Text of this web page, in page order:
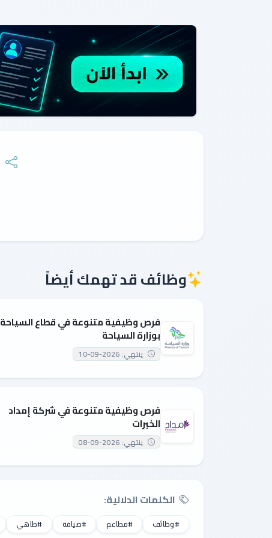
وظائف قد تهمك أيضاً
فرص وظيفية متنوعة في قطاع السياحة
بوزارة السياحة
ينتهي: 2026-09-10
فرص وظيفية متنوعة في شركة إمداد
الخبرات
ينتهي: 2026-09-08
الكلمات الدلالية:
#وظائف #مطاعم #ضيافة #طاهي